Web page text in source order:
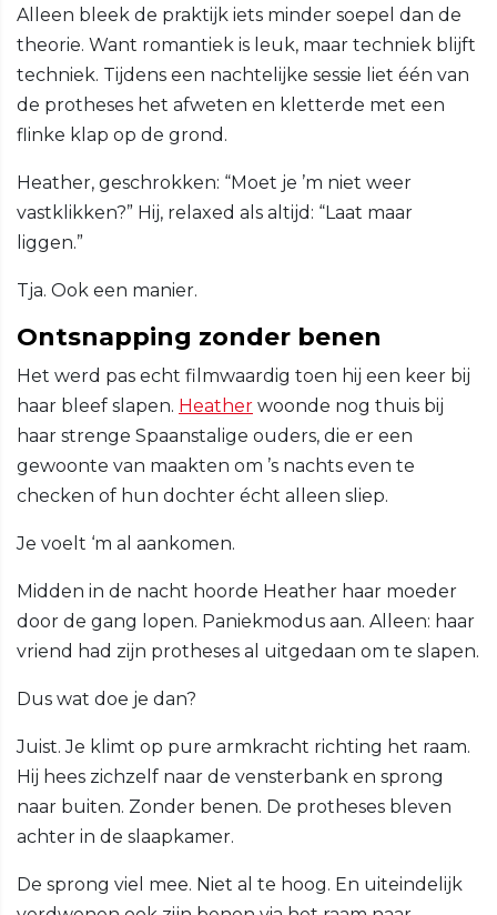
Alleen bleek de praktijk iets minder soepel dan de
theorie. Want romantiek is leuk, maar techniek blijft
techniek. Tijdens een nachtelijke sessie liet één van
de protheses het afweten en kletterde met een
flinke klap op de grond.
Heather, geschrokken: “Moet je ’m niet weer
vastklikken?” Hij, relaxed als altijd: “Laat maar
liggen.”
Tja. Ook een manier.
Ontsnapping zonder benen
Het werd pas echt filmwaardig toen hij een keer bij
haar bleef slapen. Heather woonde nog thuis bij
haar strenge Spaanstalige ouders, die er een
gewoonte van maakten om ’s nachts even te
checken of hun dochter écht alleen sliep.
Je voelt ‘m al aankomen.
Midden in de nacht hoorde Heather haar moeder
door de gang lopen. Paniekmodus aan. Alleen: haar
vriend had zijn protheses al uitgedaan om te slapen.
Dus wat doe je dan?
Juist. Je klimt op pure armkracht richting het raam.
Hij hees zichzelf naar de vensterbank en sprong
naar buiten. Zonder benen. De protheses bleven
achter in de slaapkamer.
De sprong viel mee. Niet al te hoog. En uiteindelijk